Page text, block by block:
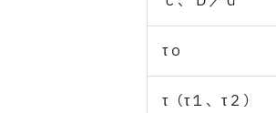
τｏ
τ（τ１、τ２）